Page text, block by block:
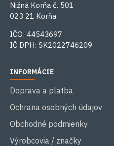
Nižná Korňa č. 501
023 21 Korňa
IČO: 44543697
IČ DPH: SK2022746209
INFORMÁCIE
Doprava a platba
Ochrana osobných údajov
Obchodné podmienky
Výrobcovia / značky